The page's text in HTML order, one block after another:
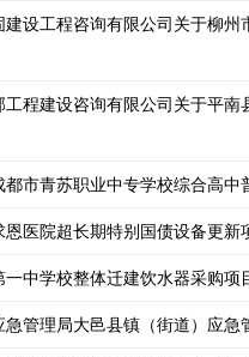
都市青苏职业中专学校综合高
一中学校整体迁建饮水器采购
急管理局大邑县镇（街道）应